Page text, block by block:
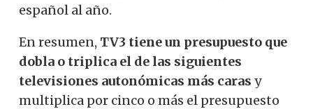
español al año.
En resumen, TV3 tiene un presupuesto que
dobla o triplica el de las siguientes
televisiones autonómicas más caras y
multiplica por cinco o más el presupuesto